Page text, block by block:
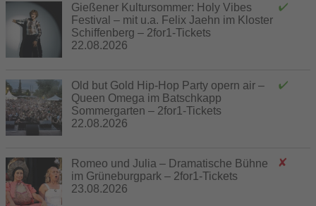
Gießener Kultursommer: Holy Vibes
Festival – mit u.a. Felix Jaehn im Kloster
Schiffenberg – 2for1-Tickets
22.08.2026
Old but Gold Hip-Hop Party opern air –
Queen Omega im Batschkapp
Sommergarten – 2for1-Tickets
22.08.2026
Romeo und Julia – Dramatische Bühne
im Grüneburgpark – 2for1-Tickets
23.08.2026